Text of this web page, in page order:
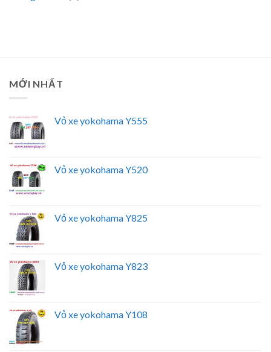
MỚI NHẤT
Vỏ xe yokohama Y555
Vỏ xe yokohama Y520
Vỏ xe yokohama Y825
Vỏ xe yokohama Y823
Vỏ xe yokohama Y108